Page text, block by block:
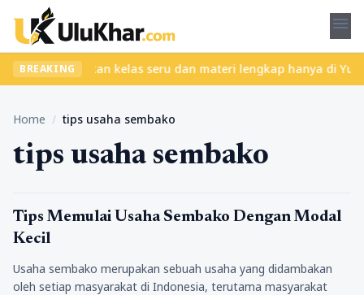
menu
BREAKING
Temukan kelas seru dan materi lengkap hanya di
Home / tips usaha sembako
tips usaha sembako
Tips Marketing
Tips Memulai Usaha Sembako Dengan Modal
Kecil
Usaha sembako merupakan sebuah usaha yang didambakan
oleh setiap masyarakat di Indonesia, terutama masyarakat